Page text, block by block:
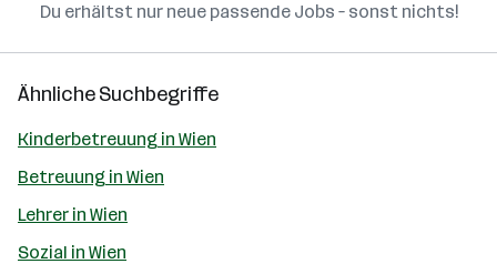
Du erhältst nur neue passende Jobs – sonst nichts!
Ähnliche Suchbegriffe
Kinderbetreuung in Wien
Betreuung in Wien
Lehrer in Wien
Sozial in Wien